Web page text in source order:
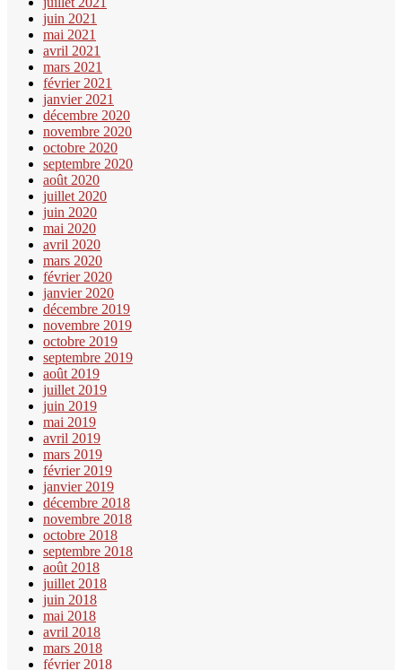
juin 2021
mai 2021
avril 2021
mars 2021
février 2021
janvier 2021
décembre 2020
novembre 2020
octobre 2020
septembre 2020
août 2020
juillet 2020
juin 2020
mai 2020
avril 2020
mars 2020
février 2020
janvier 2020
décembre 2019
novembre 2019
octobre 2019
septembre 2019
août 2019
juillet 2019
juin 2019
mai 2019
avril 2019
mars 2019
février 2019
janvier 2019
décembre 2018
novembre 2018
octobre 2018
septembre 2018
août 2018
juillet 2018
juin 2018
mai 2018
avril 2018
mars 2018
février 2018